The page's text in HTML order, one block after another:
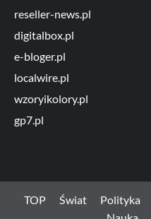
reseller-news.pl
digitalbox.pl
e-bloger.pl
localwire.pl
wzoryikolory.pl
gp7.pl
TOP Świat Polityka